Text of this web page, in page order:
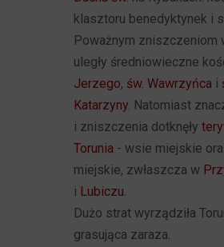
klasztoru benedyktynek i
Poważnym zniszczeniom
uległy średniowieczne
Jerzego, św. Wawrzyńca i
Katarzyny. Natomiast
i zniszczenia dotknęły
Torunia - wsie miejskie
miejskie, zwłaszcza w
i Lubiczu.
Dużo strat wyrządziła
grasująca zaraza.